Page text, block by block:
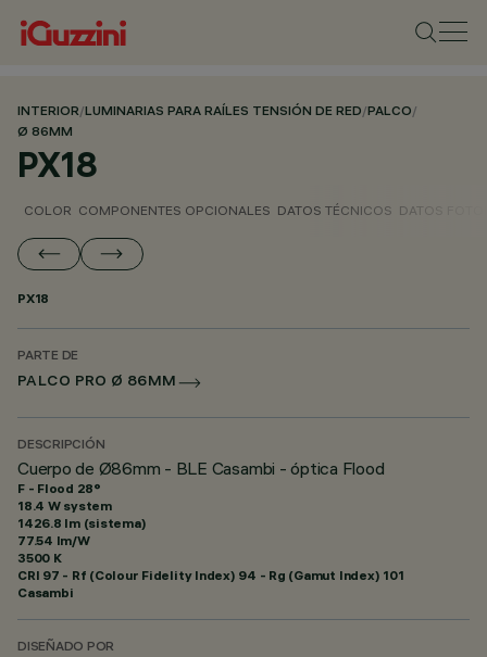
INTERIOR/LUMINARIAS PARA RAÍLES TENSIÓN DE RED/PALCO/
Ø 86MM
PX18
COLOR COMPONENTES OPCIONALES DATOS TÉCNICOS DATOS
PX18
PARTE DE
PALCO PRO Ø 86MM
DESCRIPCIÓN
Cuerpo de Ø86mm - BLE Casambi - óptica Flood
F - Flood 28°
18.4 W system
1426.8 lm (sistema)
77.54 lm/W
3500 K
CRI 97 - Rf (Colour Fidelity Index) 94 - Rg (Gamut Index) 101
Casambi
DISEÑADO POR